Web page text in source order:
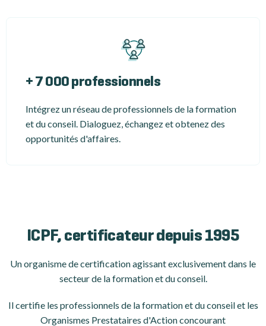
+ 7 000 professionnels
Intégrez un réseau de professionnels de la formation
et du conseil. Dialoguez, échangez et obtenez des
opportunités d'affaires.
ICPF, certificateur depuis 1995
Un organisme de certificationagissant exclusivement dans le
secteur de la formation et du conseil.
Il certifie les professionnels de la formation et du conseil et les
Organismes Prestataires d'Action concourant